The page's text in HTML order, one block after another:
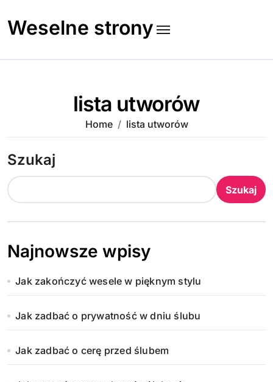
to
content
Weselne strony
lista utworów
Home lista utworów
Szukaj
Szukaj
Najnowsze wpisy
Jak zakończyć wesele w pięknym stylu
Jak zadbać o prywatność w dniu ślubu
Jak zadbać o cerę przed ślubem